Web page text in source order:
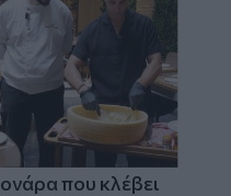
που κλέβει